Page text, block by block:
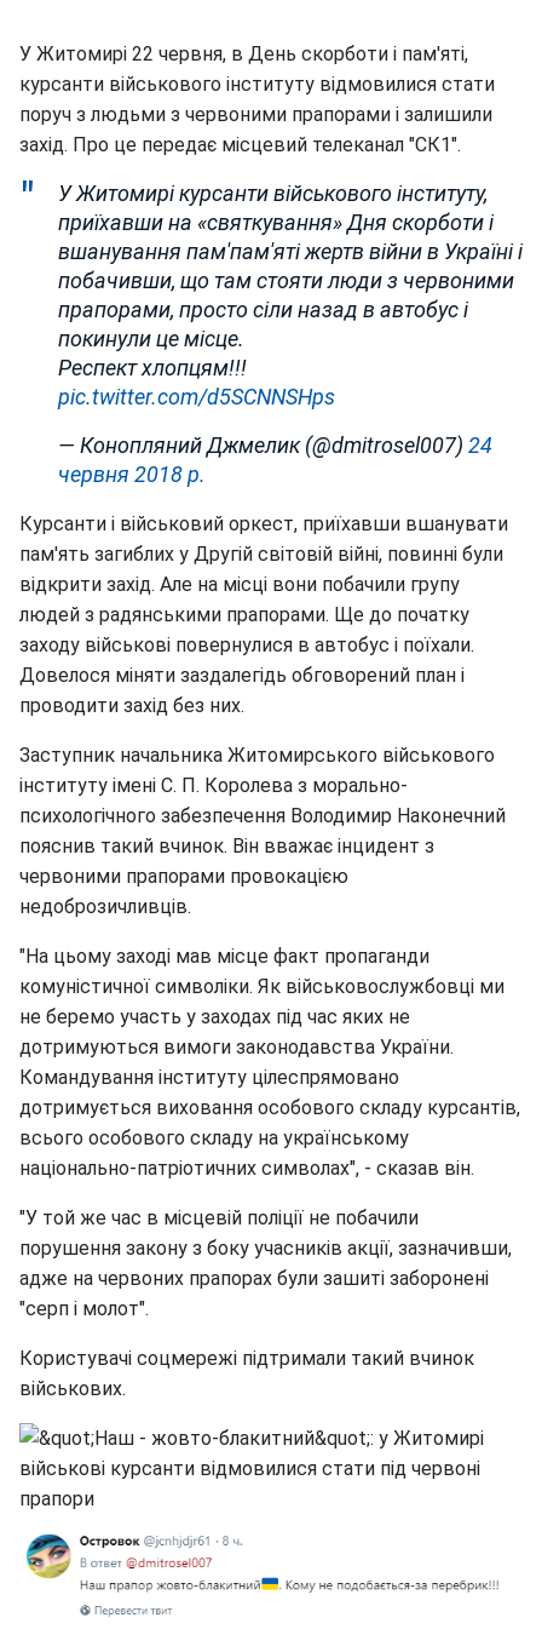
У Житомирі 22 червня, в День скорботи і пам'яті,
курсанти військового інституту відмовилися стати
поруч з людьми з червоними прапорами і залишили
захід. Про це передає місцевий телеканал "СК1".
У Житомирі курсанти військового інституту,
приїхавши на «святкування» Дня скорботи і
вшанування пам'пам'яті жертв війни в Україні і
побачивши, що там стояти люди з червоними
прапорами, просто сіли назад в автобус і
покинули це місце.
Респект хлопцям!!!
pic.twitter.com/d5SCNNSHps
— Конопляний Джмелик (@dmitrosel007) 24
червня 2018 р.
Курсанти і військовий оркест, приїхавши вшанувати
пам'ять загиблих у Другій світовій війні, повинні були
відкрити захід. Але на місці вони побачили групу
людей з радянськими прапорами. Ще до початку
заходу військові повернулися в автобус і поїхали.
Довелося міняти заздалегідь обговорений план і
проводити захід без них.
Заступник начальника Житомирського військового
інституту імені С. П. Королева з морально-
психологічного забезпечення Володимир Наконечний
пояснив такий вчинок. Він вважає інцидент з
червоними прапорами провокацією
недоброзичливців.
"На цьому заході мав місце факт пропаганди
комуністичної символіки. Як військовослужбовці ми
не беремо участь у заходах під час яких не
дотримуються вимоги законодавства України.
Командування інституту цілеспрямовано
дотримується виховання особового складу курсантів,
всього особового складу на українському
національно-патріотичних символах", - сказав він.
"У той же час в місцевій поліції не побачили
порушення закону з боку учасників акції, зазначивши,
адже на червоних прапорах були зашиті заборонені
"серп і молот".
Користувачі соцмережі підтримали такий вчинок
військових.